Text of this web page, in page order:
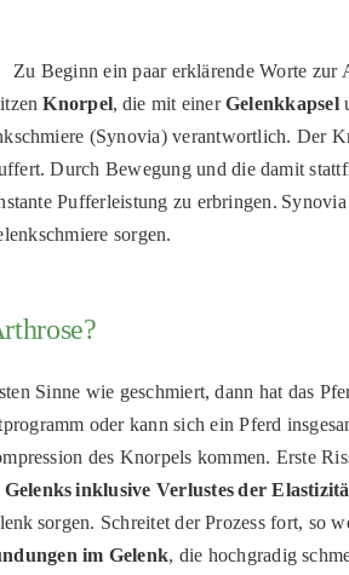
Zu Beginn ein paar erklärende Worte
Knorpel, die mit einerGelenkkapsel
(Synovia) verantwortlich. Der
Durch Bewegung und die damit
Pufferleistung zu erbringen.
sorgen.
Sinne wie geschmiert, dann hat das
oder kann sich ein Pferd
des Knorpels kommen. Erste
inklusive Verlustes der
sorgen. Schreitet der Prozess fort, so
im Gelenk, die hochgradig